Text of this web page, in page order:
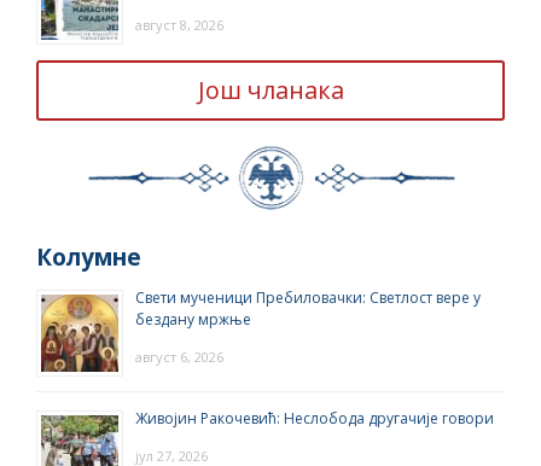
август 8, 2026
Још чланака
Колумне
Свети мученици Пребиловачки: Светлост вере у
бездану мржње
август 6, 2026
Живојин Ракочевић: Неслобода другачије говори
јул 27, 2026